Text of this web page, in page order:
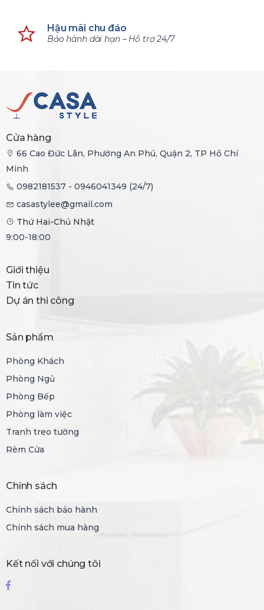
Hậu mãi chu đáo
Bảo hành dài hạn – Hỗ trợ 24/7
Cửa hàng
66 Cao Đức Lân, Phường An Phú, Quận 2, TP Hồ Chí
Minh
0982181537 - 0946041349 (24/7)
casastylee@gmail.com
Thứ Hai-Chủ Nhật
9:00-18:00
Giới thiệu
Tin tức
Dự án thi công
Sản phẩm
Phòng Khách
Phòng Ngủ
Phòng Bếp
Phòng làm việc
Tranh treo tường
Rèm Cửa
Chính sách
Chính sách bảo hành
Chính sách mua hàng
Kết nối với chúng tôi